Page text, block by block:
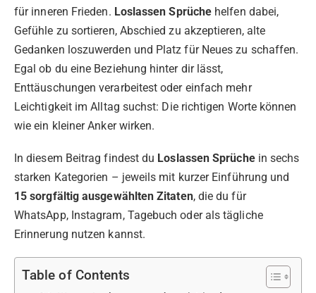
für inneren Frieden. Loslassen Sprüche helfen dabei,
Gefühle zu sortieren, Abschied zu akzeptieren, alte
Gedanken loszuwerden und Platz für Neues zu schaffen.
Egal ob du eine Beziehung hinter dir lässt,
Enttäuschungen verarbeitest oder einfach mehr
Leichtigkeit im Alltag suchst: Die richtigen Worte können
wie ein kleiner Anker wirken.
In diesem Beitrag findest du Loslassen Sprüchein sechs
starken Kategorien – jeweils mit kurzer Einführung und
15 sorgfältig ausgewählten Zitaten, die du für
WhatsApp, Instagram, Tagebuch oder als tägliche
Erinnerung nutzen kannst.
Table of Contents